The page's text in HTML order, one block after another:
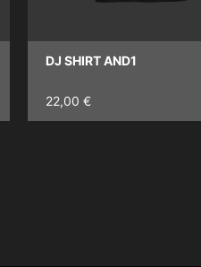
DJ SHIRT AND1
22,00 €